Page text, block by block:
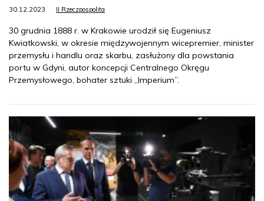
30.12.2023 II Rzeczpospolita
30 grudnia 1888 r. w Krakowie urodził się Eugeniusz
Kwiatkowski, w okresie międzywojennym wicepremier, minister
przemysłu i handlu oraz skarbu, zasłużony dla powstania
portu w Gdyni, autor koncepcji Centralnego Okręgu
Przemysłowego, bohater sztuki „Imperium”.